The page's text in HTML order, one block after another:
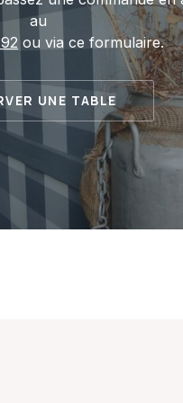
au
ou via ce formulaire.
UNE TABLE